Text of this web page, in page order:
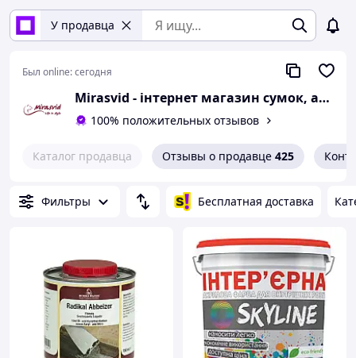
У продавца
Был online:сегодня
Mirasvid - інтернет магазин сумок, аксесуарів, фарб та виробів Hand Made
100% положительных отзывов
Каталог продавца Отзывы о продавце 425
Фильтры Бесплатная доставка